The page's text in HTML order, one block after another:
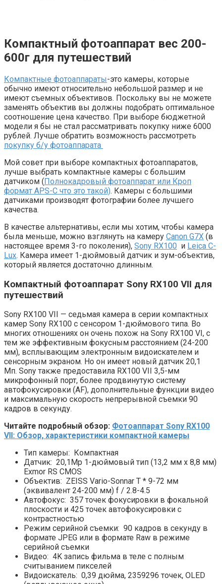
Компактный фотоаппарат вес 200-
600г для путешествий
Компактные фотоаппараты-это камеры, которые
обычно имеют относительно небольшой размер и не
имеют съемных объективов. Поскольку вы не можете
заменять объектив вы должны подобрать оптимальное
соотношение цена качество. При выборе бюджетной
модели я бы не стал рассматривать покупку ниже 6000
рублей. Лучше обратить возможность рассмотреть
покупку б/у фотоаппарата
Мой совет при выборе компактных фотоаппаратов,
лучше выбрать компактные камеры с большим
датчиком (Полнокадровый фотоаппарат или Кроп
формат APS-C что это такой). Камеры с большими
датчиками производят фотографии более лучшего
качества.
В качестве альтернативы, если мы хотим, чтобы камера
была меньше, можно взглянуть на камеру Canon G7X (в
настоящее время 3-го поколения), Sony RX100 и Leica C-
Lux. Камера имеет 1-дюймовый датчик и зум-объектив,
который является достаточно длинным.
Компактный фотоаппарат Sony RX100 VII для
путешествий
Sony RX100 VII — седьмая камера в серии компактных
камер Sony RX100 с сенсором 1-дюймового типа. Во
многих отношениях он очень похож на Sony RX100 VI, с
тем же эффективным фокусным расстоянием (24-200
мм), всплывающим электронным видоискателем и
сенсорным экраном. Но он имеет новый датчик 20,1
Мп. Sony также предоставила RX100 VII 3,5-мм
микрофонный порт, более продвинутую систему
автофокусировки (AF), дополнительные функции видео
и максимальную скорость непрерывной съемки 90
кадров в секунду.
Читайте подробный обзор: Фотоаппарат Sony RX100
VII: Обзор, характеристики компактной камеры
Тип камеры:
Компактная
Датчик: 20,1Mp 1-дюймовый тип (13,2 мм x 8,8 мм)
Exmor RS CMOS
Объектив: ZEISS Vario-Sonnar T * 9-72 мм
(эквивалент 24-200 мм) f / 2.8-4.5
Автофокус: 357 точек фокусировки в фокальной
плоскости и 425 точек автофокусировки с
контрастностью
Режим серийной съемки: 90 кадров в секунду в
формате JPEG или в формате Raw в режиме
серийной съемки
Видео: 4K запись фильма в теле с полным
считыванием пикселей
Видоискатель: 0,39 дюйма, 2359296 точек, OLED